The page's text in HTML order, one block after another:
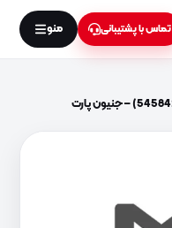
تماس با پشتیبانی منو